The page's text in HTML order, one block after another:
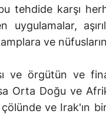
tehdide karşı
uygulamalar,
ve
ve örgütün ve
Orta Doğu ve
ve Irak'ın